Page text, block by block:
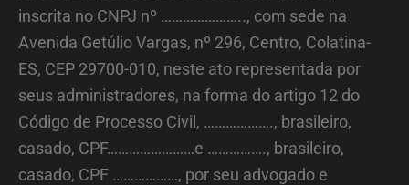
inscrita no CNPJ nº ………………….., com sede na
Avenida Getúlio Vargas, nº 296, Centro, Colatina-
ES, CEP 29700-010, neste ato representada por
seus administradores, na forma do artigo 12 do
Código de Processo Civil, ………………., brasileiro,
casado, CPF……………………e ……………., brasileiro,
casado, CPF ………………, por seu advogado e